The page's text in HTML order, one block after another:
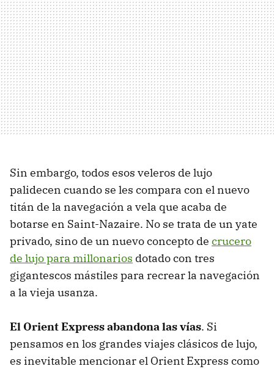
Sin embargo, todos esos veleros de lujo
palidecen cuando se les compara con el nuevo
titán de la navegación a vela que acaba de
botarse en Saint-Nazaire. No se trata de un yate
privado, sino de un nuevo concepto de crucero
de lujo para millonarios dotado con tres
gigantescos mástiles para recrear la navegación
a la vieja usanza.
El Orient Express abandona las vías. Si
pensamos en los grandes viajes clásicos de lujo,
es inevitable mencionar el Orient Express como